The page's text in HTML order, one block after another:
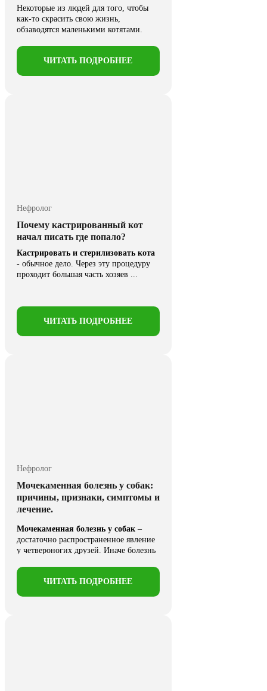
Некоторые из людей для того, чтобы
как-то скрасить свою жизнь,
обзаводятся маленькими котятами.
ЧИТАТЬ ПОДРОБНЕЕ
Нефролог
Почему кастрированный кот
начал писать где попало?
Кастрировать и стерилизовать кота
- обычное дело. Через эту процедуру
проходит большая часть хозяев ...
ЧИТАТЬ ПОДРОБНЕЕ
Нефролог
Мочекаменная болезнь у собак:
причины, признаки, симптомы и
лечение.
Мочекаменная болезнь у собак –
достаточно распространенное явление
у четвероногих друзей. Иначе болезнь
ЧИТАТЬ ПОДРОБНЕЕ